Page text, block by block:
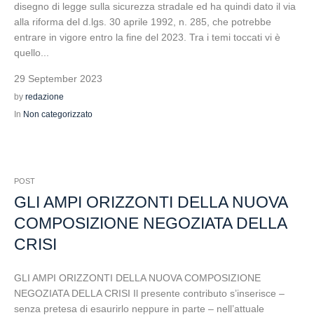
disegno di legge sulla sicurezza stradale ed ha quindi dato il via
alla riforma del d.lgs. 30 aprile 1992, n. 285, che potrebbe
entrare in vigore entro la fine del 2023. Tra i temi toccati vi è
quello...
29 September 2023
by redazione
In Non categorizzato
POST
GLI AMPI ORIZZONTI DELLA NUOVA
COMPOSIZIONE NEGOZIATA DELLA
CRISI
GLI AMPI ORIZZONTI DELLA NUOVA COMPOSIZIONE
NEGOZIATA DELLA CRISI Il presente contributo s’inserisce –
senza pretesa di esaurirlo neppure in parte – nell’attuale